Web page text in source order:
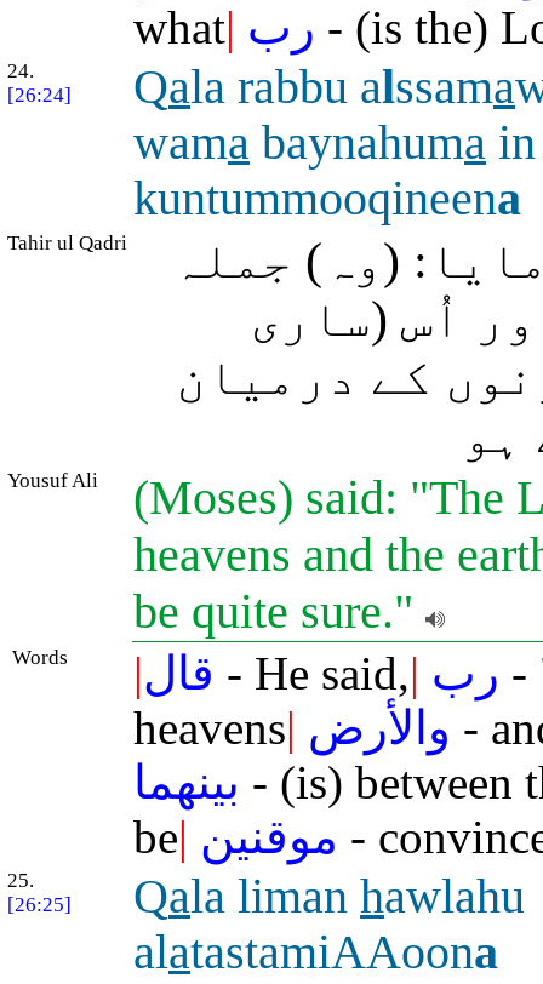
what| رب - (is the)
24.
[26:24]
Qala rabbu alssama
wama baynahuma in
kuntummooqineena
Tahir ul Qadri
(وہ) جملہ
اُس (ساری
کے درمیان
ہو
Yousuf Ali
(Moses) said: "The
heavens and the
be quite sure."
Words |قال - He said,| رب -
heavens| والأرض -
بينهما - (is) between
be| موقنين -
25.
[26:25]
Qala liman hawlahu
alatastamiAAoona